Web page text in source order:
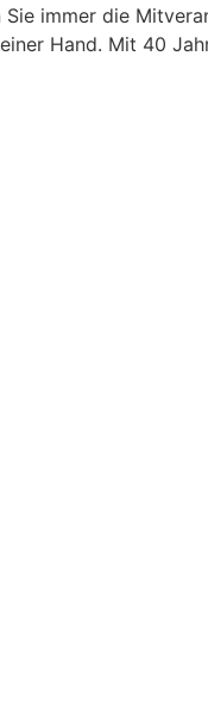
immer die
Hand. Mit 40